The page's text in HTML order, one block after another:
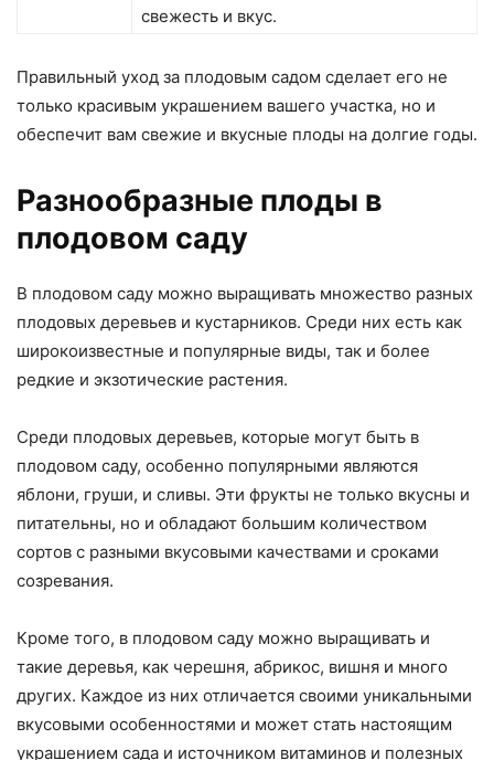
свежесть и вкус.
Правильный уход за плодовым садом сделает его не
только красивым украшением вашего участка, но и
обеспечит вам свежие и вкусные плоды на долгие годы.
Разнообразные плоды в
плодовом саду
В плодовом саду можно выращивать множество разных
плодовых деревьев и кустарников. Среди них есть как
широкоизвестные и популярные виды, так и более
редкие и экзотические растения.
Среди плодовых деревьев, которые могут быть в
плодовом саду, особенно популярными являются
яблони, груши, и сливы. Эти фрукты не только вкусны и
питательны, но и обладают большим количеством
сортов с разными вкусовыми качествами и сроками
созревания.
Кроме того, в плодовом саду можно выращивать и
такие деревья, как черешня, абрикос, вишня и много
других. Каждое из них отличается своими уникальными
вкусовыми особенностями и может стать настоящим
украшением сада и источником витаминов и полезных